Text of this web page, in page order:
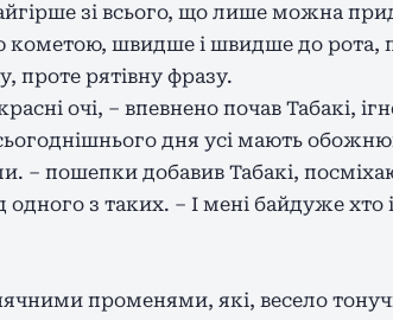
зі всього, що лише можна
кометою, швидше і швидше до рота,
проте рятівну фразу.
очі, – впевнено почав Табакі,
дня усі мають
пошепки добавив Табакі,
з таких. – І мені байдуже хто
променями, які, весело